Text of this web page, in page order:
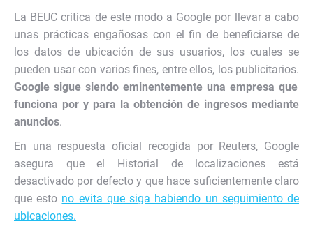
La BEUC critica de este modo a Google por llevar a cabo
unas prácticas engañosas con el fin de beneficiarse de
los datos de ubicación de sus usuarios, los cuales se
pueden usar con varios fines, entre ellos, los publicitarios.
Google sigue siendo eminentemente una empresa que
funciona por y para la obtención de ingresos mediante
anuncios.
En una respuesta oficial recogida por Reuters, Google
asegura que el Historial de localizaciones está
desactivado por defecto y que hace suficientemente claro
que esto no evita que siga habiendo un seguimiento de
ubicaciones.